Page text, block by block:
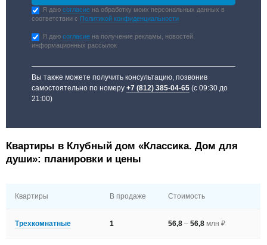
Я даюсогласие на обработку моих персональных данных в
соответствии с Политикой конфиденциальности
Я даюсогласие на получение рекламы, новостей,
информационных рассылок
Вы также можете получить консультацию, позвонив
самостоятельно по номеру+7 (812) 385-04-65 (с 09:30 до
21:00)
Квартиры в Клубный дом «Классика. Дом для
души»: планировки и цены
Квартиры В продаже Стоимость
Трехкомнатные 1 56,8– 56,8млн ₽